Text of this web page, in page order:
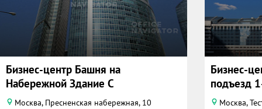
Бизнес-центр Башня на
Набережной Здание С
Москва, Пресненская набережная, 10
Бизнес-
подъезд
Москва,